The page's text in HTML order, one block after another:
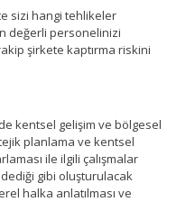
sizi hangi tehlikeler
değerli personelinizi
şirkete kaptırma riskini
kentsel gelişim ve bölgesel
planlama ve kentsel
ile ilgili çalışmalar
gibi oluşturulacak
halka anlatılması ve